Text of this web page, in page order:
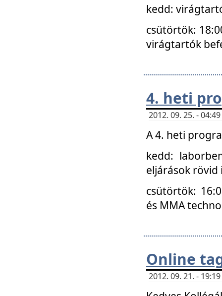
kedd:
csütörtök:
virágtartók
4. heti
2012. 09. 25. -
A 4. heti
kedd:
eljárások
csütörtök:
és MMA
Online
2012. 09. 21. -